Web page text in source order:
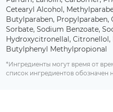
Cetearyl Alcohol,
Butylparaben, Propylparaben,
Sorbate, Sodium Benzoate,
Hydroxycitronellal, Citronellol,
Butylphenyl Methylpropional
*Ингредиенты могут время от
список ингредиентов обозначен